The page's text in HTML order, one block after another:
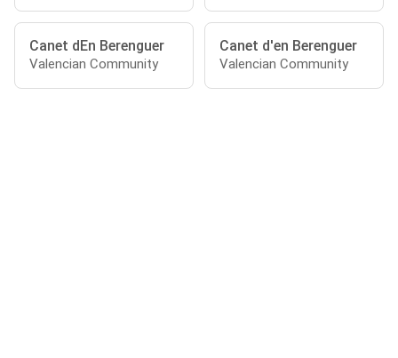
Canet dEn Berenguer
Valencian Community
Canet d'en Berenguer
Valencian Community